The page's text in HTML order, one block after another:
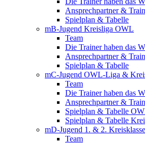
Ansprechpartner &
Spielplan & Tabelle
mB-Jugend Kreisliga OWL
Team
Die Trainer haben das
Ansprechpartner &
Spielplan & Tabelle
mC-Jugend OWL-Liga &
Team
Die Trainer haben das
Ansprechpartner &
Spielplan & Tabelle
Spielplan & Tabelle
mD-Jugend 1. & 2. Kreisklasse
Team